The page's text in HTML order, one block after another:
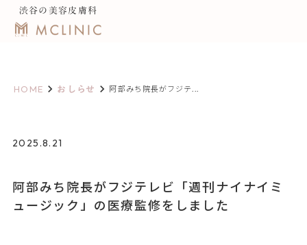
HOME keyboard_arrow_right おしらせ keyboard_arrow_right 阿部みち院長がフジテ...
渋谷の美容皮膚科
2025.8.21
阿部みち院長がフジテレビ「週刊ナイナイミ
ュージック」の医療監修をしました